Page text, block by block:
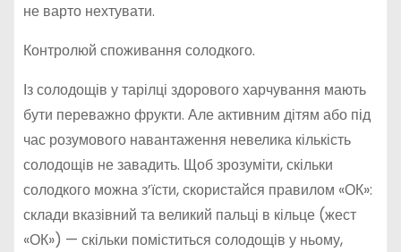
не варто нехтувати.
Контролюй споживання солодкого.
Із солодощів у тарілці здорового харчування мають
бути переважно фрукти. Але активним дітям або під
час розумового навантаження невелика кількість
солодощів не завадить. Щоб зрозуміти, скільки
солодкого можна з’їсти, скористайся правилом «ОК»:
склади вказівний та великий пальці в кільце (жест
«ОК») — скільки поміститься солодощів у ньому,